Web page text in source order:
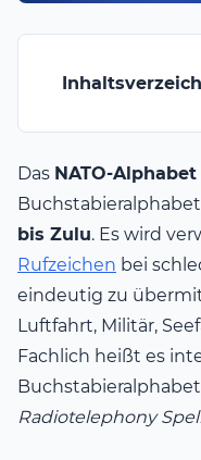
Das NATO-Alphabet
bis Zulu. Es wird
Rufzeichen bei
eindeutig zu
Luftfahrt, Militär,
Fachlich heißt es
Radiotelephony